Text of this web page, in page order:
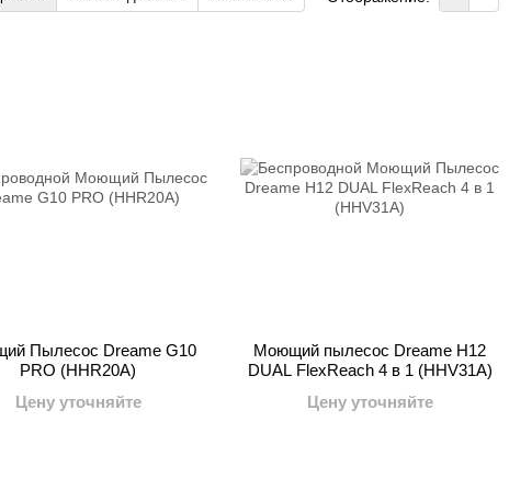
Пылесос Dreame G10
PRO (HHR20A)
Цену уточняйте
Моющий пылесос Dreame H12
DUAL FlexReach 4 в 1 (HHV31A)
Цену уточняйте